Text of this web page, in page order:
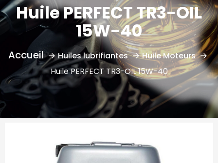
Huile PERFECT TR3-OIL
15W-40
Huiles lubrifiantes
Huile Moteurs
Huile PERFECT TR3-OIL 15W-40